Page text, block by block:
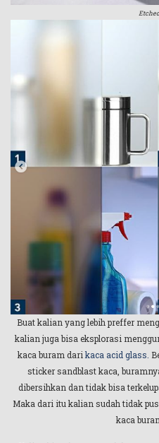
Buat kalian yang lebih preffer
kalian juga bisa eksplorasi
kaca buram dari kaca acid glass
sticker sandblast kaca,
dibersihkan dan tidak bisa
Maka dari itu kalian sudah tidak
kaca